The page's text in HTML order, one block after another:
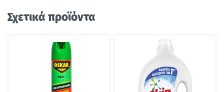
Σχετικά προϊόντα